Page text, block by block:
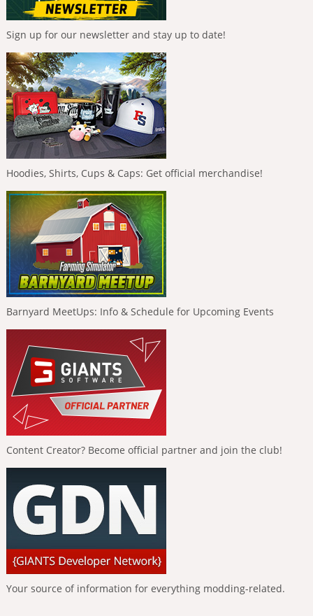
Sign up for our newsletter and stay up to date!
Hoodies, Shirts, Cups & Caps: Get official merchandise!
Barnyard MeetUps: Info & Schedule for Upcoming Events
Content Creator? Become official partner and join the club!
Your source of information for everything modding-related.